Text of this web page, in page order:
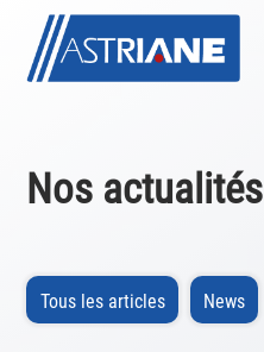
Nos actualités
Tous les articles News